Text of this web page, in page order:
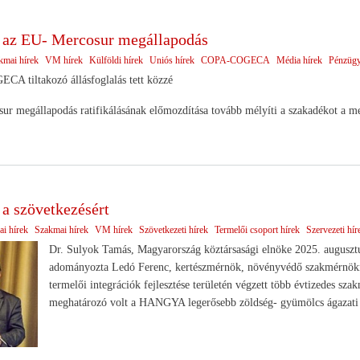
EU- Mercosur megállapodás
hírek VM hírek Külföldi hírek Uniós hírek COPA-COGECA Média hírek
tiltakozó állásfoglalás tett közzé
megállapodás ratifikálásának előmozdítása tovább mélyíti a szakadékot a
szövetkezésért
hírek Szakmai hírek VM hírek Szövetkezeti hírek Termelői csoport hírek Szervezeti
Dr. Sulyok Tamás, Magyarország köztársasági elnöke 2025.
adományozta Ledó Ferenc, kertészmérnök, növényvédő
termelői integrációk fejlesztése területén végzett több évtizedes
meghatározó volt a HANGYA legerősebb zöldség- gyümölcs